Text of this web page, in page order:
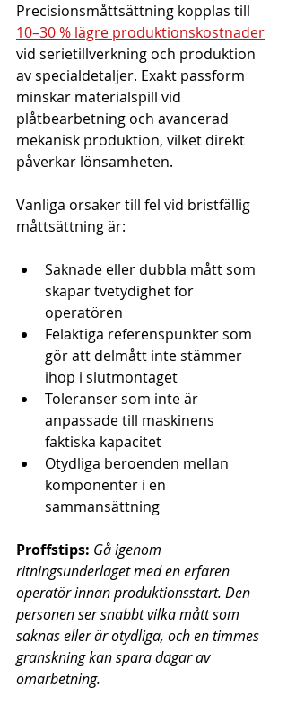
Precisionsmåttsättning kopplas till
10–30 % lägre produktionskostnader
vid serietillverkning och produktion
av specialdetaljer. Exakt passform
minskar materialspill vid
plåtbearbetning och avancerad
mekanisk produktion, vilket direkt
påverkar lönsamheten.
Vanliga orsaker till fel vid bristfällig
måttsättning är:
Saknade eller dubbla mått som
skapar tvetydighet för
operatören
Felaktiga referenspunkter som
gör att delmått inte stämmer
ihop i slutmontaget
Toleranser som inte är
anpassade till maskinens
faktiska kapacitet
Otydliga beroenden mellan
komponenter i en
sammansättning
Proffstips: Gå igenom
ritningsunderlaget med en erfaren
operatör innan produktionsstart. Den
personen ser snabbt vilka mått som
saknas eller är otydliga, och en timmes
granskning kan spara dagar av
omarbetning.